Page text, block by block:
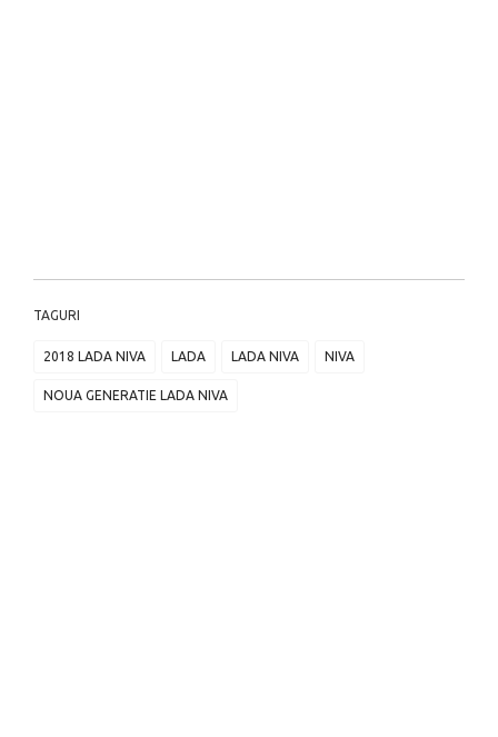
TAGURI
2018 LADA NIVA LADA LADA NIVA NIVA
NOUA GENERATIE LADA NIVA